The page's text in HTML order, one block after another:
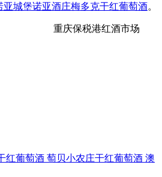
亚城堡诺亚酒庄梅多克干红葡萄酒。
红葡萄酒 萄贝小农庄干红葡萄酒 澳